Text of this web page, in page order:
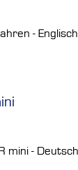
-
mini -